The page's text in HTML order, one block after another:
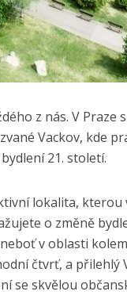
z nás. V
Vackov, kde
21. století.
lokalita, kterou
o změně
v oblasti
čtvrť, a přilehlý
se skvělou